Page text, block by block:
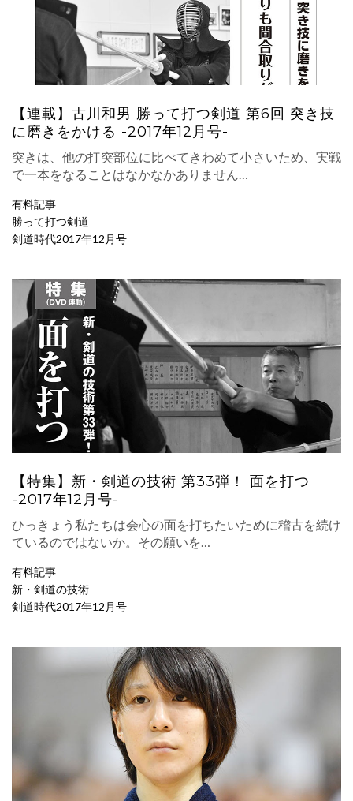
【連載】古川和男 勝って打つ剣道 第6回 突き技
に磨きをかける -2017年12月号-
突きは、他の打突部位に比べてきわめて小さいため、実戦
で一本をなることはなかなかありません…
有料記事
勝って打つ剣道
剣道時代2017年12月号
【特集】新・剣道の技術 第33弾！ 面を打つ
-2017年12月号-
ひっきょう私たちは会心の面を打ちたいために稽古を続け
ているのではないか。その願いを…
有料記事
新・剣道の技術
剣道時代2017年12月号